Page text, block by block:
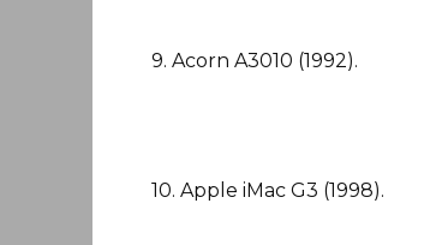
9. Acorn A3010 (1992).
10. Apple iMac G3 (1998).